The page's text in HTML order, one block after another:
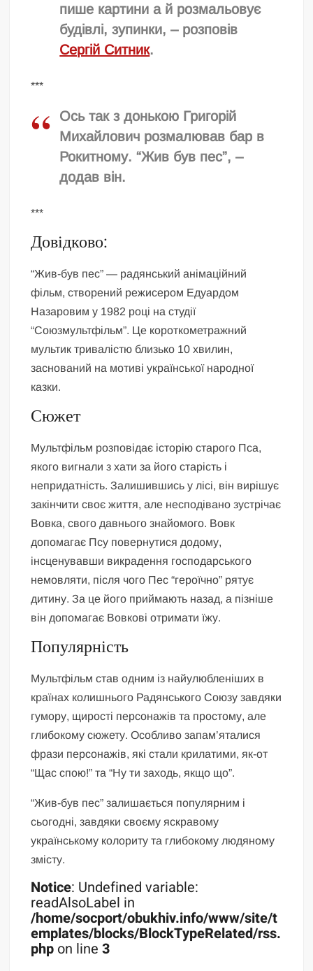
пише картини а й розмальовує
будівлі, зупинки, – розповів
Сергій Ситник.
***
Ось так з донькою Григорій
Михайлович розмалював бар в
Рокитному. “Жив був пес”, –
додав він.
***
Довідково:
“Жив-був пес” — радянський анімаційний
фільм, створений режисером Едуардом
Назаровим у 1982 році на студії
“Союзмультфільм”. Це короткометражний
мультик тривалістю близько 10 хвилин,
заснований на мотиві української народної
казки.
Сюжет
Мультфільм розповідає історію старого Пса,
якого вигнали з хати за його старість і
непридатність. Залишившись у лісі, він вирішує
закінчити своє життя, але несподівано зустрічає
Вовка, свого давнього знайомого. Вовк
допомагає Псу повернутися додому,
інсценувавши викрадення господарського
немовляти, після чого Пес “героїчно” рятує
дитину. За це його приймають назад, а пізніше
він допомагає Вовкові отримати їжу.
Популярність
Мультфільм став одним із найулюбленіших в
країнах колишнього Радянського Союзу завдяки
гумору, щирості персонажів та простому, але
глибокому сюжету. Особливо запам’яталися
фрази персонажів, які стали крилатими, як-от
“Щас спою!” та “Ну ти заходь, якщо що”.
“Жив-був пес” залишається популярним і
сьогодні, завдяки своєму яскравому
українському колориту та глибокому людяному
змісту.
Notice: Undefined variable:
readAlsoLabel in
/home/socport/obukhiv.info/www/site/t
emplates/blocks/BlockTypeRelated/rss.
php on line3